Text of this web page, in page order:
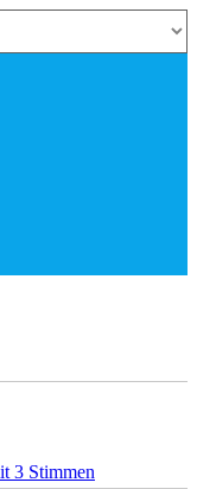
3 Stimmen